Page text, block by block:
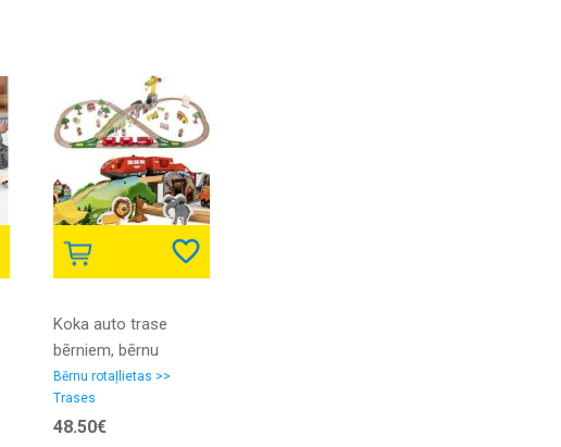
Koka auto trase
bērniem, bērnu
dzelzceļš ar
vilcieniem, kokiem un
dzīvniekiem,
Bērnu rotaļlietas >>
Trases
48.50€